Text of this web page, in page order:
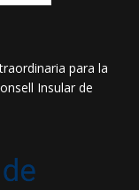
para la
Insular de